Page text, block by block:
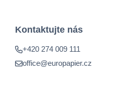
Kontaktujte nás
+420 274 009 111
office@europapier.cz